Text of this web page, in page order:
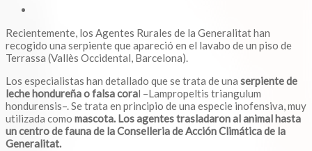
Recientemente, los Agentes Rurales de la Generalitat han
recogido una serpiente que apareció en el lavabo de un piso de
Terrassa (Vallès Occidental, Barcelona).
Los especialistas han detallado que se trata de una serpiente de
leche hondureña o falsa coral –Lampropeltis triangulum
hondurensis–. Se trata en principio de una especie inofensiva, muy
utilizada como mascota. Los agentes trasladaron al animal hasta
un centro de fauna de la Conselleria de Acción Climática de la
Generalitat.